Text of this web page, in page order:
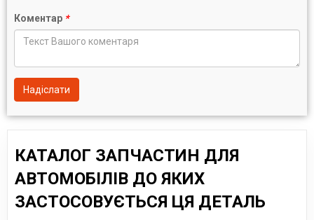
Коментар *
Надіслати
КАТАЛОГ ЗАПЧАСТИН ДЛЯ
АВТОМОБІЛІВ ДО ЯКИХ
ЗАСТОСОВУЄТЬСЯ ЦЯ ДЕТАЛЬ